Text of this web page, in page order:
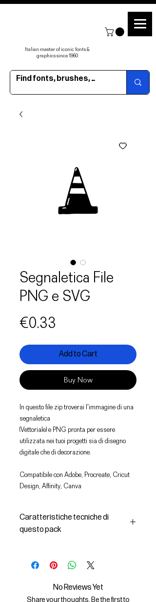
Italian master of iconic fonts &
graphics since 1960
Segnaletica File
PNG e SVG
€0.33
Add to Cart
Buy Now
In questo file zip troverai l'immagine di una
segnaletica
(Vettoriale) e PNG pronta per essere
utilizzata nei tuoi progetti sia di disegno
digitale che di decorazione.
Compatibile con Adobe, Procreate, Cricut
Design, Affinity, Canva
Caratteristiche tecniche di
questo pack
- le immagini descritte in formato
- la licenza d'uso delle grafiche
Il File SVG è compatibile con Adobe,
No Reviews Yet
Share your thoughts. Be the first to